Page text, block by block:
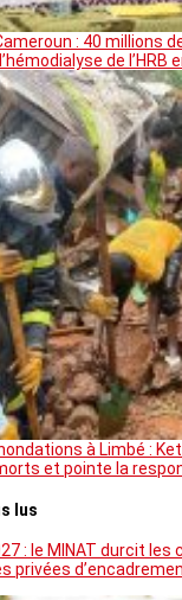
: 40 millions
de
à Limbé :
et pointe la
lus
: le MINAT durcit
privées